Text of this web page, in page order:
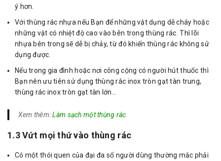
ý hơn.
Với thùng rác nhựa nếu Bạn để những vật dụng dễ cháy hoặc
những vật có nhiệt độ cao vào bên trong thùng rác. Thì lõi
nhựa bên trong sẽ dễ bị chảy, từ đó khiến thùng rác không sử
dụng được.
Nếu trong gia đình hoặc nơi công cộng có người hút thuốc thì
Bạn nên ưu tiên sử dụng thùng rác inox tròn gạt tàn trung,
thùng rác inox tròn gạt tàn lớn…
Xem thêm:Làm sạch một thùng rác
1.3 Vứt mọi thứ vào thùng rác
Có một thói quen của đại đa số người dùng thường mắc phải